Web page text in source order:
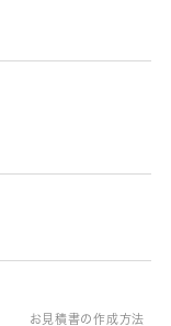
お見積書の作成方法